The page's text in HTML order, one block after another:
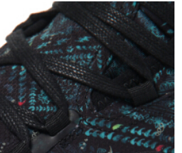
5连名のオシドリ
欧文のジェムの
の13は12 haの4
白紫の41を使っ
す。
現物44